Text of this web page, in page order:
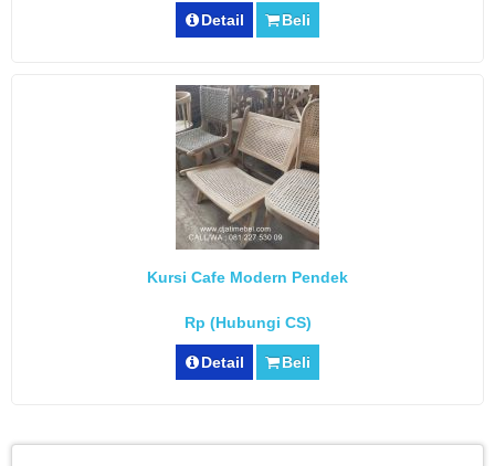
Detail Beli
Kursi Cafe Modern Pendek
Rp (Hubungi CS)
Detail Beli